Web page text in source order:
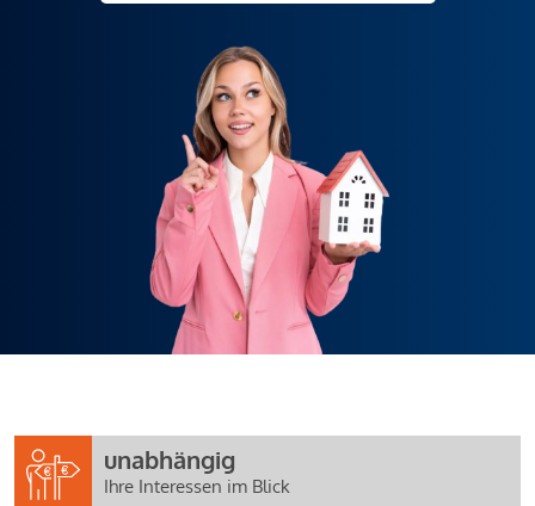
unabhängig
Ihre Interessen im Blick